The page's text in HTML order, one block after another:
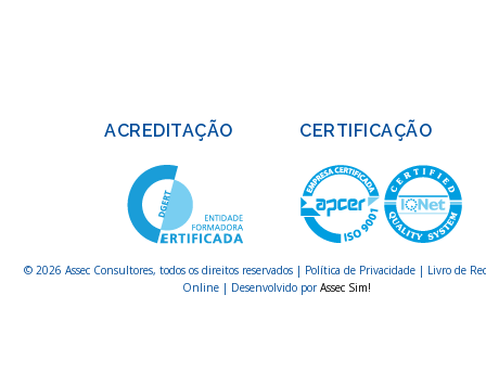
ACREDITAÇÃO CERTIFICAÇÃO
© 2026 Assec Consultores, todos os direitos reservados | Política de Privacidade | Livro de
Online | Desenvolvido porAssec Sim!